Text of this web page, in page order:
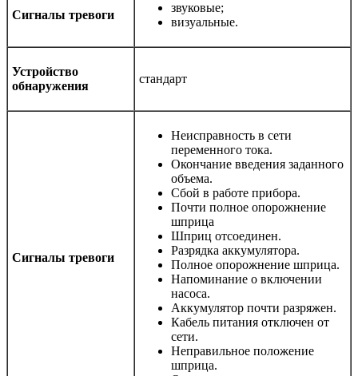
Сигналы тревоги
звуковые;
визуальные.
Устройство
обнаружения
стандарт
Сигналы тревоги
Неисправность в сети
переменного тока.
Окончание введения заданного
объема.
Сбой в работе прибора.
Почти полное опорожнение
шприца
Шприц отсоединен.
Разрядка аккумулятора.
Полное опорожнение шприца.
Напоминание о включении
насоса.
Аккумулятор почти разряжен.
Кабель питания отключен от
сети.
Неправильное положение
шприца.